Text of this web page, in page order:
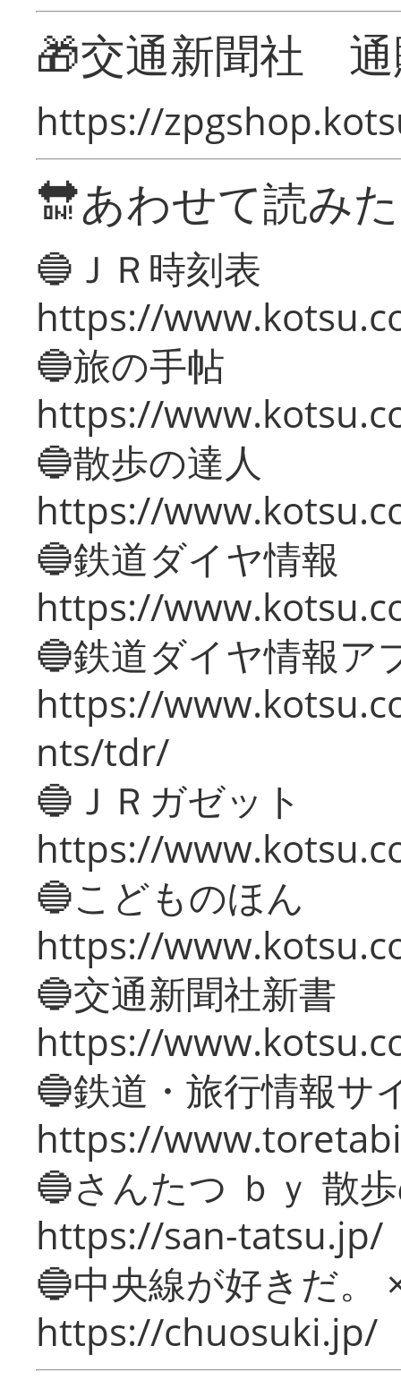
🎁交通新聞社
https://
🔛あわせて読み
🔵ＪＲ時刻表
https://
🔵旅の手帖
https://
🔵散歩の達人
https://
🔵鉄道ダイヤ情報
https://
🔵鉄道ダイヤ情報ア
https://
nts/tdr/
🔵ＪＲガゼット
https://
🔵こどものほん
https://
🔵交通新聞社新書
https://
🔵鉄道・旅行情報サ
https://
🔵さんたつ ｂｙ 散
https://san-tatsu.jp/
🔵中央線が好きだ。
https://chuosuki.jp/